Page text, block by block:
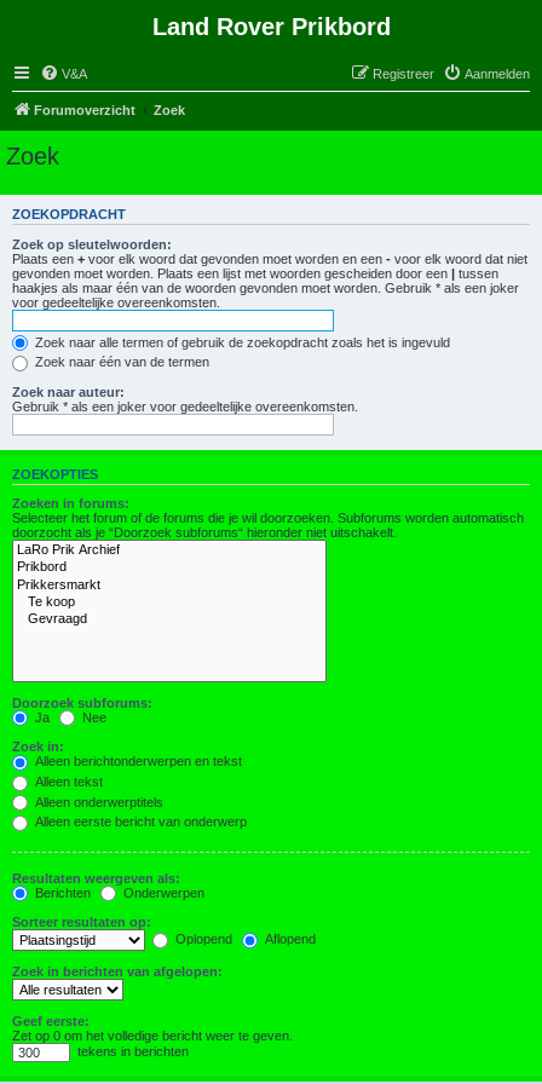
Land Rover Prikbord
V&A Aanmelden
Registreer
Forumoverzicht Zoek
Zoek
ZOEKOPDRACHT
Zoek op sleutelwoorden:
Plaats een + voor elk woord dat gevonden moet worden en een - voor elk woord dat niet
gevonden moet worden. Plaats een lijst met woorden gescheiden door een | tussen
haakjes als maar één van de woorden gevonden moet worden. Gebruik * als een joker
voor gedeeltelijke overeenkomsten.
Zoek naar alle termen of gebruik de zoekopdracht zoals het is ingevuld
Zoek naar één van de termen
Zoek naar auteur:
Gebruik * als een joker voor gedeeltelijke overeenkomsten.
ZOEKOPTIES
Zoeken in forums:
Selecteer het forum of de forums die je wil doorzoeken. Subforums worden automatisch
doorzocht als je “Doorzoek subforums“ hieronder niet uitschakelt.
Doorzoek subforums:
Ja
Nee
Zoek in:
Alleen berichtonderwerpen en tekst
Alleen tekst
Alleen onderwerptitels
Alleen eerste bericht van onderwerp
Resultaten weergeven als:
Berichten
Onderwerpen
Sorteer resultaten op:
Oplopend
Aflopend
Zoek in berichten van afgelopen:
Geef eerste:
Zet op 0 om het volledige bericht weer te geven.
tekens in berichten